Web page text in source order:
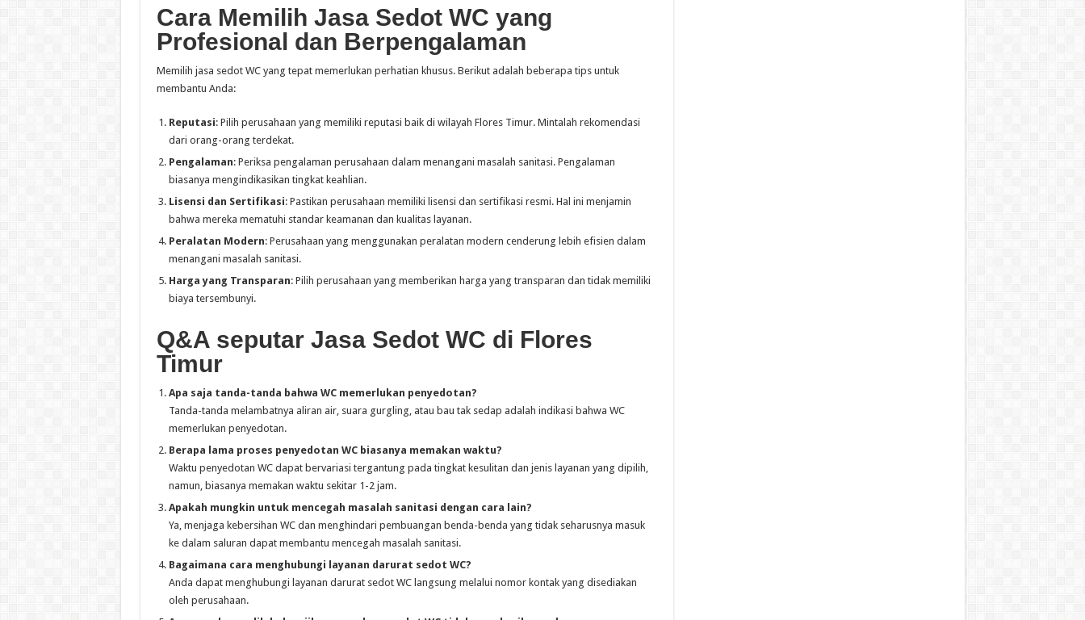
Cara Memilih Jasa Sedot WC yang
Profesional dan Berpengalaman
Memilih jasa sedot WC yang tepat memerlukan perhatian khusus. Berikut adalah beberapa tips untuk
membantu Anda:
Reputasi: Pilih perusahaan yang memiliki reputasi baik di wilayah Flores Timur. Mintalah rekomendasi
dari orang-orang terdekat.
Pengalaman: Periksa pengalaman perusahaan dalam menangani masalah sanitasi. Pengalaman
biasanya mengindikasikan tingkat keahlian.
Lisensi dan Sertifikasi: Pastikan perusahaan memiliki lisensi dan sertifikasi resmi. Hal ini menjamin
bahwa mereka mematuhi standar keamanan dan kualitas layanan.
Peralatan Modern: Perusahaan yang menggunakan peralatan modern cenderung lebih efisien dalam
menangani masalah sanitasi.
Harga yang Transparan: Pilih perusahaan yang memberikan harga yang transparan dan tidak memiliki
biaya tersembunyi.
Q&A seputar Jasa Sedot WC di Flores
Timur
Apa saja tanda-tanda bahwa WC memerlukan penyedotan?
Tanda-tanda melambatnya aliran air, suara gurgling, atau bau tak sedap adalah indikasi bahwa WC
memerlukan penyedotan.
Berapa lama proses penyedotan WC biasanya memakan waktu?
Waktu penyedotan WC dapat bervariasi tergantung pada tingkat kesulitan dan jenis layanan yang dipilih,
namun, biasanya memakan waktu sekitar 1-2 jam.
Apakah mungkin untuk mencegah masalah sanitasi dengan cara lain?
Ya, menjaga kebersihan WC dan menghindari pembuangan benda-benda yang tidak seharusnya masuk
ke dalam saluran dapat membantu mencegah masalah sanitasi.
Bagaimana cara menghubungi layanan darurat sedot WC?
Anda dapat menghubungi layanan darurat sedot WC langsung melalui nomor kontak yang disediakan
oleh perusahaan.